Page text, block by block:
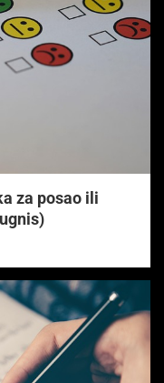
za posao ili